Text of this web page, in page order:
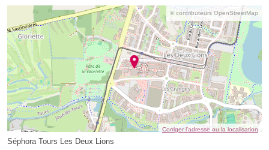
© contributeurs OpenStreetMap
Corriger l’adresse ou la localisation
Séphora Tours Les Deux Lions